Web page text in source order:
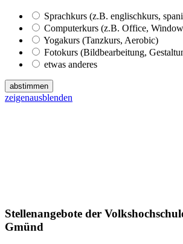
Sprachkurs (z.B. englischkurs,
Computerkurs (z.B. Office,
Yogakurs (Tanzkurs, Aerobic)
Fotokurs (Bildbearbeitung,
etwas anderes
abstimmen
zeigenausblenden
Stellenangebote der
Gmünd